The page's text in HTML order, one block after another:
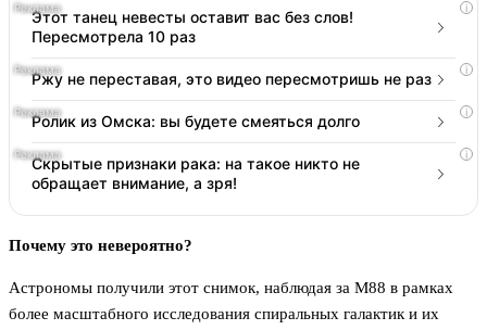
i
Этот танец невесты оставит вас без слов!
Пересмотрела 10 раз
i
Ржу не переставая, это видео пересмотришь не раз
i
Ролик из Омска: вы будете смеяться долго
i
Скрытые признаки рака: на такое никто не
обращает внимание, а зря!
Почему это невероятно?
Астрономы получили этот снимок, наблюдая за М88 в рамках
более масштабного исследования спиральных галактик и их